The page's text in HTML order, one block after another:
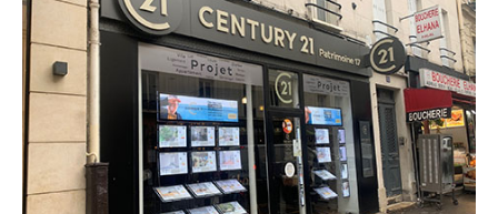
CENTURY 21 Patrimoine 17
52 rue des Moines
PARIS - 75017
Envoyer un message